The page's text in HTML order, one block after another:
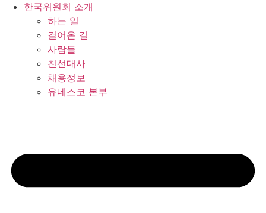
한국위원회 소개
하는 일
걸어온 길
사람들
친선대사
채용정보
유네스코 본부